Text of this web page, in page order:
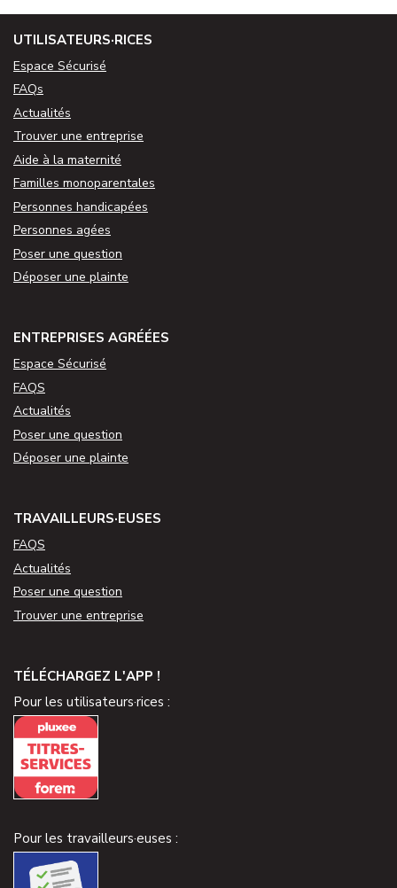
UTILISATEURS·RICES
Espace Sécurisé
FAQs
Actualités
Trouver une entreprise
Aide à la maternité
Familles monoparentales
Personnes handicapées
Personnes agées
Poser une question
Déposer une plainte
ENTREPRISES AGRÉÉES
Espace Sécurisé
FAQS
Actualités
Poser une question
Déposer une plainte
TRAVAILLEURS·EUSES
FAQS
Actualités
Poser une question
Trouver une entreprise
TÉLÉCHARGEZ L'APP !
Pour les utilisateurs·rices :
Pour les travailleurs·euses :